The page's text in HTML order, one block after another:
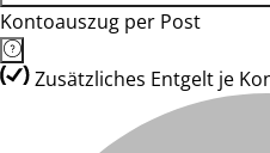
Kontoauszug per Post
Zusätzliches Entgelt je